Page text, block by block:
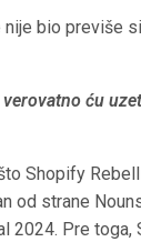
bio previše
ću
Shopify
od strane
2024. Pre toga,